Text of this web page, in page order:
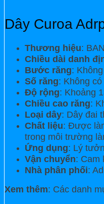
Dây Curoa
Thương hiệu:
Chiều dài danh
Bước răng:
Số răng: Không có
Độ rộng: Khoảng
Chiều cao răng:
Loại dây: Dây đai
Chất liệu: Được
trong môi trường
Ứng dụng: Lý
Vận chuyển: Cam
Nhà phân phối:
Xem thêm: Các danh